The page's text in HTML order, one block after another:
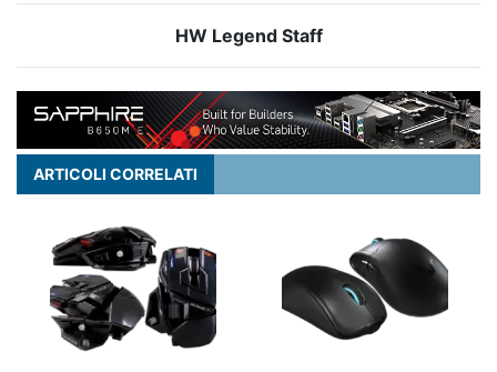
HW Legend Staff
ARTICOLI CORRELATI